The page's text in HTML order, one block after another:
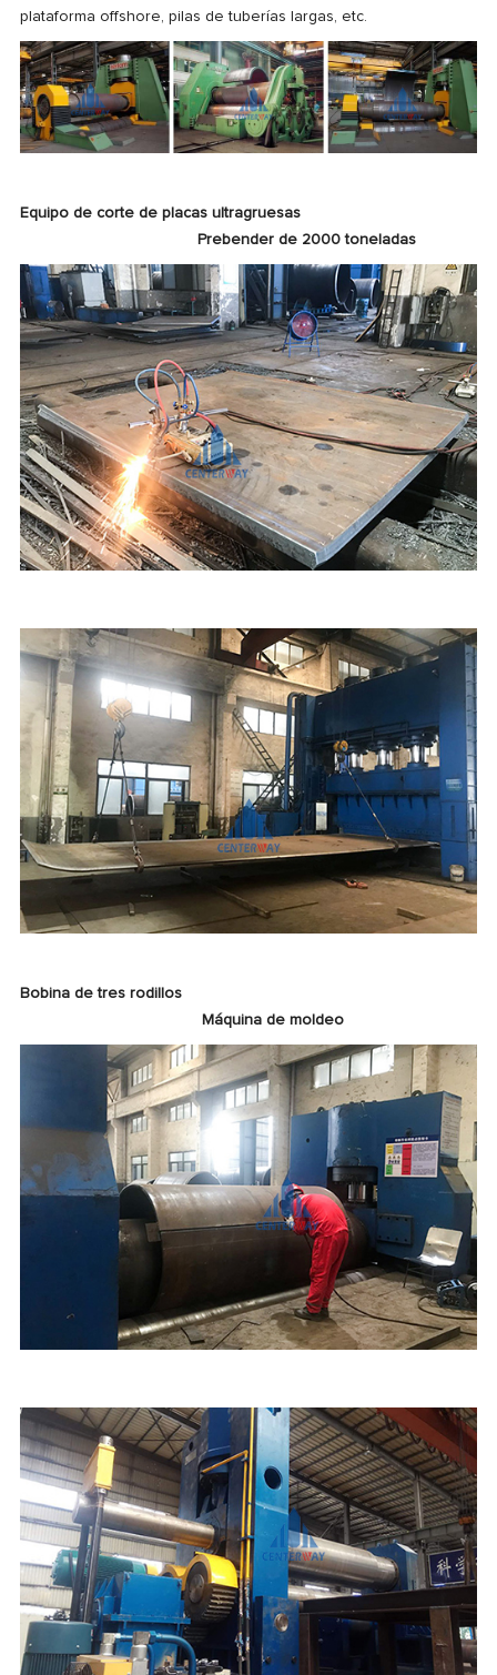
plataforma offshore, pilas de tuberías largas, etc.
Equipo de corte de placas ultragruesas
Prebender de 2000 toneladas
Bobina de tres rodillos
Máquina de moldeo